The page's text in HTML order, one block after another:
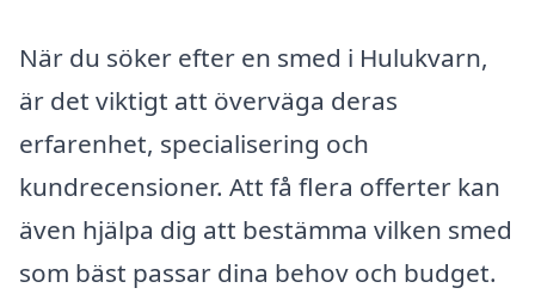
När du söker efter en smed i Hulukvarn,
är det viktigt att överväga deras
erfarenhet, specialisering och
kundrecensioner. Att få flera offerter kan
även hjälpa dig att bestämma vilken smed
som bäst passar dina behov och budget.